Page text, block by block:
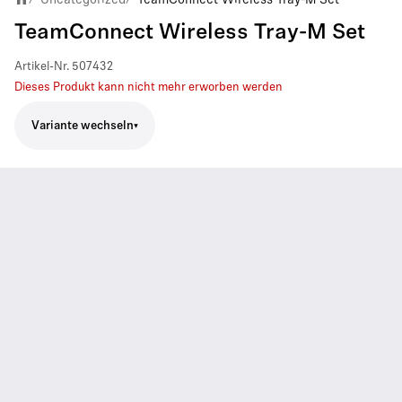
TeamConnect Wireless Tray-M Set
Artikel-Nr. 507432
Dieses Produkt kann nicht mehr erworben werden
Variante wechseln